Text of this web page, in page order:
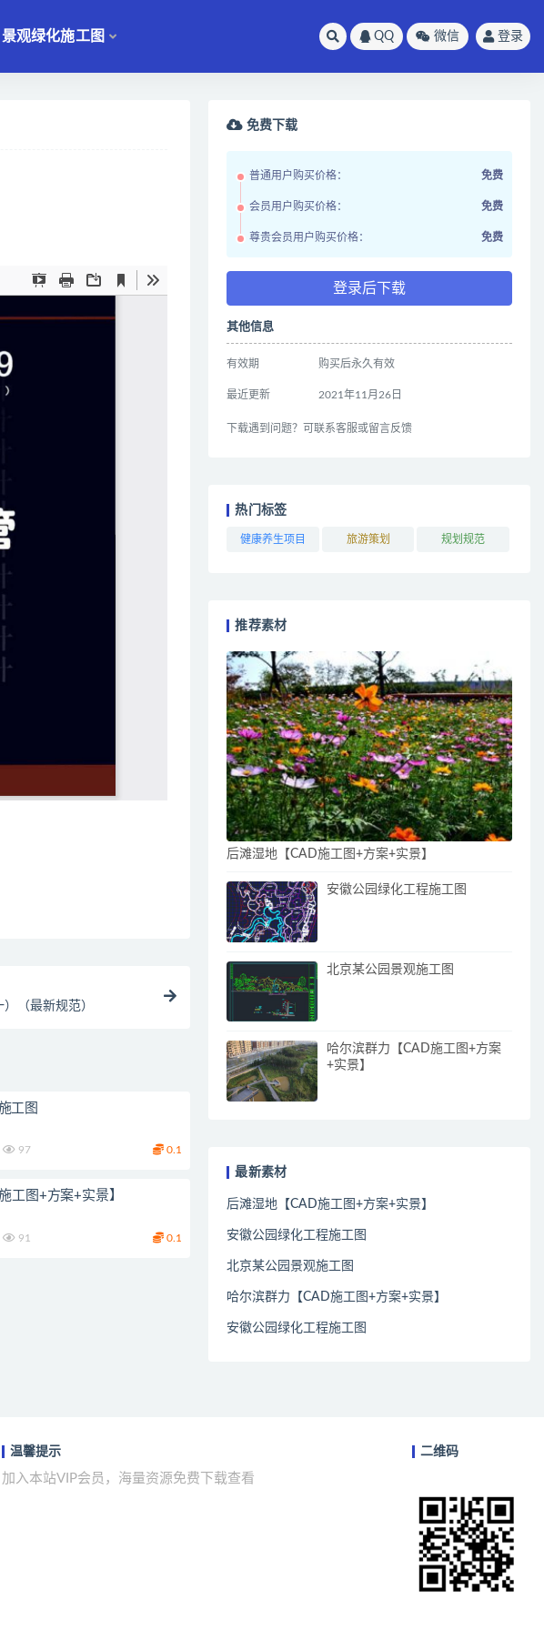
景观绿化施工图 QQ 微信 登录
（最新规范）
工图
97 0.1
工图+方案+实景】
91 0.1
免费下载
普通用户购买价格： 免费
会员用户购买价格： 免费
尊贵会员用户购买价格： 免费
登录后下载
其他信息
有效期 购买后永久有效
最近更新 2021年11月26日
下载遇到问题？可联系客服或留言反馈
热门标签
健康养生项目 旅游策划 规划规范
推荐素材
后滩湿地【CAD施工图+方案+实景】
安徽公园绿化工程施工图
北京某公园景观施工图
哈尔滨群力【CAD施工图+方案
+实景】
最新素材
后滩湿地【CAD施工图+方案+实景】
安徽公园绿化工程施工图
北京某公园景观施工图
哈尔滨群力【CAD施工图+方案+实景】
安徽公园绿化工程施工图
温馨提示
加入本站VIP会员，海量资源免费下载查看
二维码